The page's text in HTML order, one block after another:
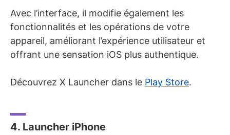
Avec l’interface, il modifie également les
fonctionnalités et les opérations de votre
appareil, améliorant l’expérience utilisateur et
offrant une sensation iOS plus authentique.
Découvrez X Launcher dans le Play Store.
4. Launcher iPhone